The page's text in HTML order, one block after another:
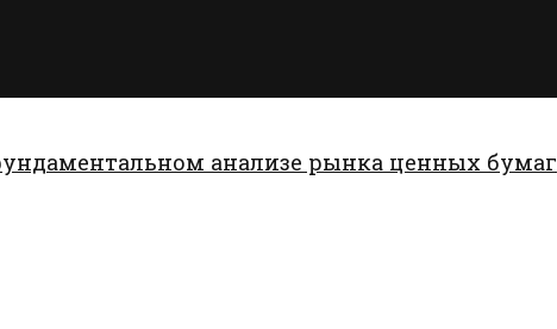
анализе рынка ценных бумаг